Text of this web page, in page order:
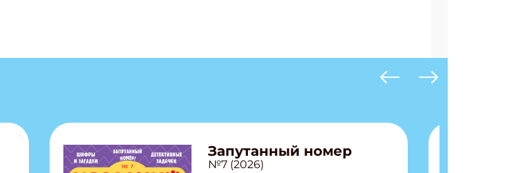
Запутанный номер
№7 (2026)